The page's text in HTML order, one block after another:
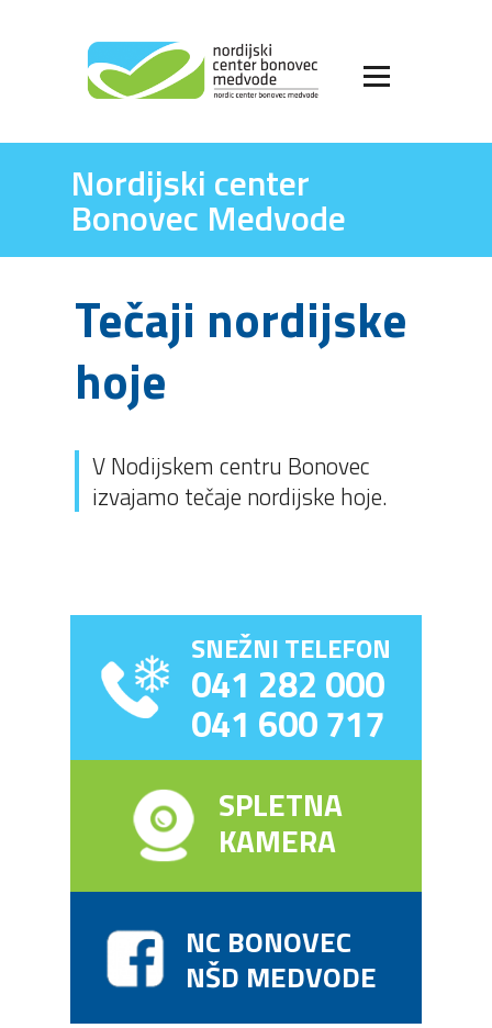
Nordijski center
Bonovec Medvode
Tečaji nordijske
hoje
V Nodijskem centru Bonovec
izvajamo tečaje nordijske hoje.
SNEŽNI TELEFON
041 282 000
041 600 717
SPLETNA
KAMERA
NC BONOVEC
NŠD MEDVODE